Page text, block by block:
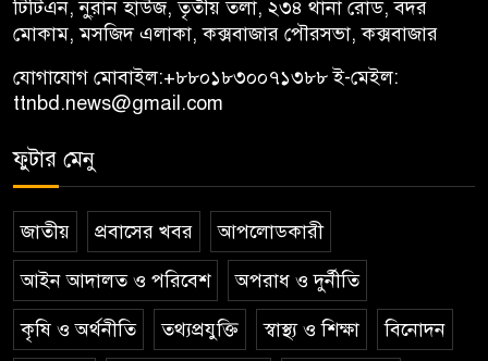
টিটিএন, নু্রান হাউজ, তৃতীয় তলা, ২৩৪ থানা রোড, বদর
মোকাম, মসজিদ এলাকা, কক্সবাজার পৌরসভা, কক্সবাজার
যোগাযোগ মোবাইল:+৮৮০১৮৩০০৭১৩৮৮ই-মেইল:
ttnbd.news@gmail.com
ফুটার মেনু
জাতীয় প্রবাসের খবর আপলোডকারী
আইন আদালত ও পরিবেশ অপরাধ ও দুর্নীতি
কৃষি ও অর্থনীতি তথ্যপ্রযুক্তি স্বাস্থ্য ও শিক্ষা বিনোদন